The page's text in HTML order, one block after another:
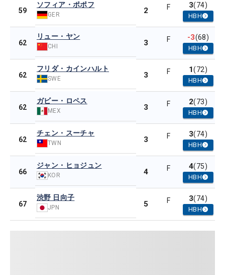
59
ソフィア・ポポフ
GER 2 F 3(74)
HBH
62
リュー・ヤン
CHI 3 F -3(68)
HBH
62
フリダ・カインハルト
SWE 3 F 1(72)
HBH
62
ガビー・ロペス
MEX 3 F 2(73)
HBH
62
チェン・スーチャ
TWN 3 F 3(74)
HBH
66
ジャン・ヒョジュン
KOR 4 F 4(75)
HBH
67
渋野 日向子
JPN 5 F 3(74)
HBH